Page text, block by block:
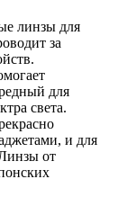
линзы для
за
для
света.
и для
от